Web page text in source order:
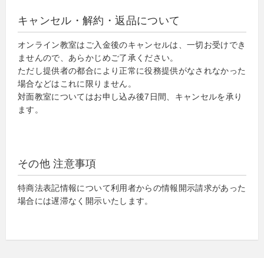
キャンセル・解約・返品について
オンライン教室はご入金後のキャンセルは、一切お受けでき
ませんので、あらかじめご了承ください。
ただし提供者の都合により正常に役務提供がなされなかった
場合などはこれに限りません。
対面教室についてはお申し込み後7日間、キャンセルを承り
ます。
その他 注意事項
特商法表記情報について利用者からの情報開示請求があった
場合には遅滞なく開示いたします。